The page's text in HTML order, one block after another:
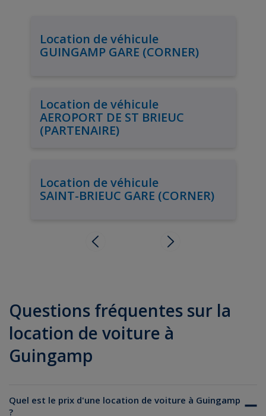
Location de véhicule
GUINGAMP GARE (CORNER)
Location de véhicule
AEROPORT DE ST BRIEUC
(PARTENAIRE)
Location de véhicule
SAINT-BRIEUC GARE (CORNER)
Questions fréquentes sur la
location de voiture à
Guingamp
Quel est le prix d'une location de voiture à Guingamp
?